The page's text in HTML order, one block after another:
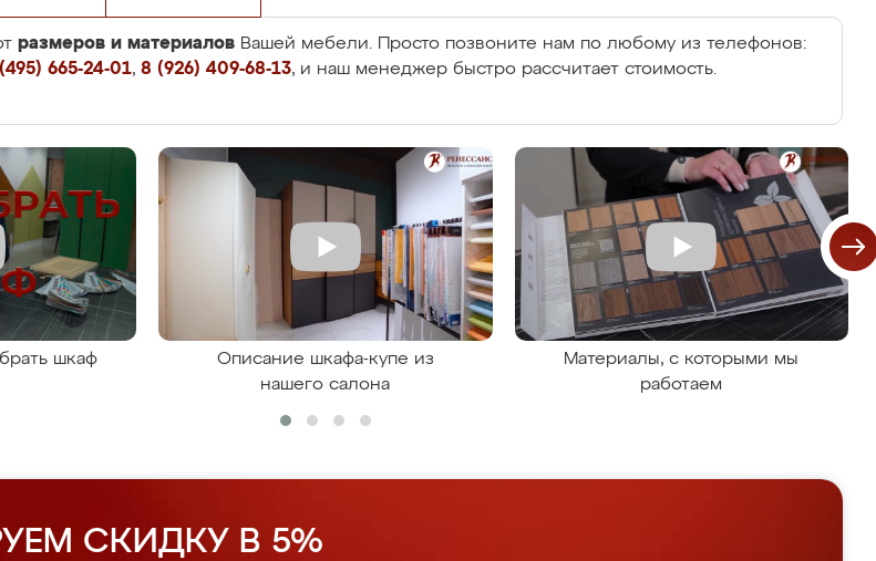
размеров и материалов Вашей мебели. Просто позвоните нам по любому из телефонов:
665-24-01, 8 (926) 409-68-13, и наш менеджер быстро рассчитает стоимость.
шкаф
Описание шкафа-купе из
нашего салона
Материалы, с которыми мы
работаем
СКИДКУ В 5%